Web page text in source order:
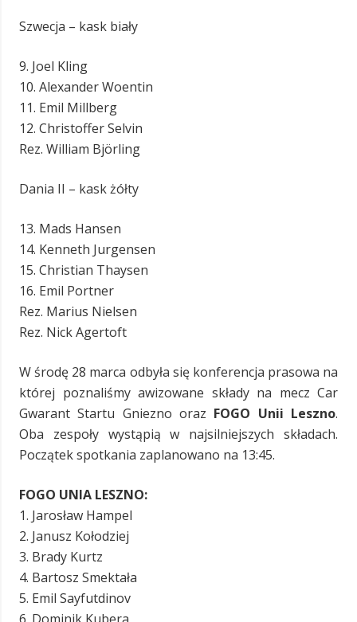
Szwecja – kask biały
9. Joel Kling
10. Alexander Woentin
11. Emil Millberg
12. Christoffer Selvin
Rez. William Björling
Dania II – kask żółty
13. Mads Hansen
14. Kenneth Jurgensen
15. Christian Thaysen
16. Emil Portner
Rez. Marius Nielsen
Rez. Nick Agertoft
W środę 28 marca odbyła się konferencja prasowa na
której poznaliśmy awizowane składy na mecz Car
Gwarant Startu Gniezno oraz FOGO Unii Leszno.
Oba zespoły wystąpią w najsilniejszych składach.
Początek spotkania zaplanowano na 13:45.
FOGO UNIA LESZNO:
1. Jarosław Hampel
2. Janusz Kołodziej
3. Brady Kurtz
4. Bartosz Smektała
5. Emil Sayfutdinov